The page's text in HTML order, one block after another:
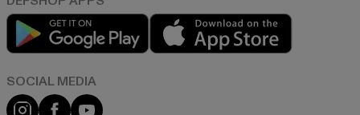
Play market
Instagram
FacebookYouTube